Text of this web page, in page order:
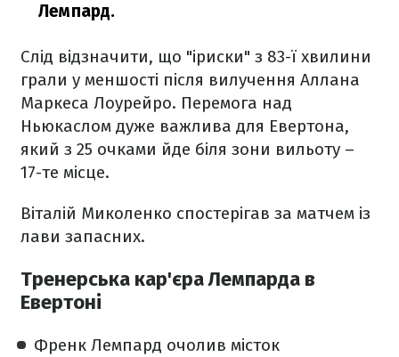
Лемпард.
Слід відзначити, що "іриски" з 83-ї хвилини
грали у меншості після вилучення Аллана
Маркеса Лоурейро. Перемога над
Ньюкаслом дуже важлива для Евертона,
який з 25 очками йде біля зони вильоту –
17-те місце.
Віталій Миколенко спостерігав за матчем із
лави запасних.
Тренерська кар'єра Лемпарда в
Евертоні
Френк Лемпард очолив місток